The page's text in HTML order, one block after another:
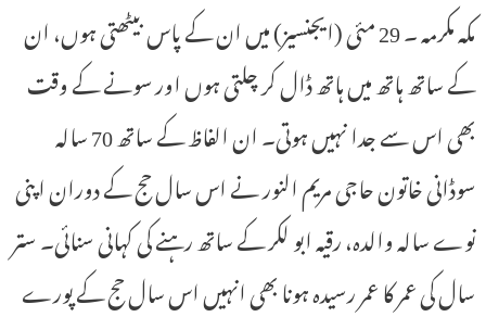
مکہ مکرمہ ۔ 29 مئی (ایجنسیز) میں ان کے پاس بیٹھتی ہوں، ان
کے ساتھ ہاتھ میں ہاتھ ڈال کر چلتی ہوں اور سونے کے وقت
بھی اس سے جدا نہیں ہوتی۔ ان الفاظ کے ساتھ 70 سالہ
سوڈانی خاتون حاجی مریم النور نے اس سال حج کے دوران اپنی
نوے سالہ والدہ، رقیہ ابو لکر کے ساتھ رہنے کی کہانی سنائی۔ ستر
سال کی عمر کا عمر رسیدہ ہونا بھی انہیں اس سال حج کے پورے